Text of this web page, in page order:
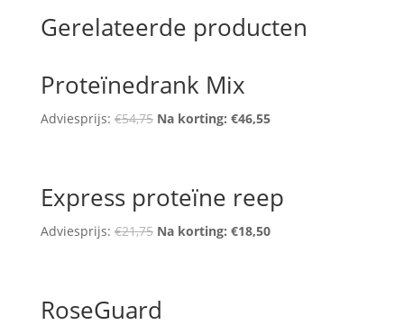
Gerelateerde producten
Proteïnedrank Mix
Adviesprijs: €54,75 Na korting: €46,55
Express proteïne reep
Adviesprijs: €21,75 Na korting: €18,50
RoseGuard